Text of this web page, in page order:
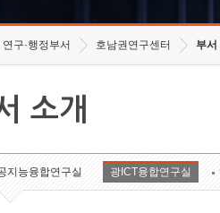
연구·행정부서 호남권연구센터 부서
소개
지능융합연구실 광ICT융합연구실